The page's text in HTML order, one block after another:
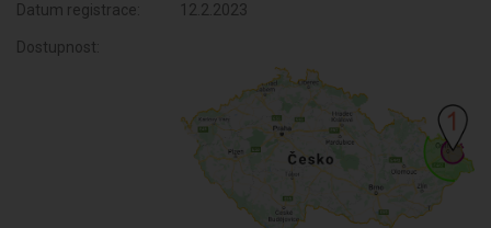
Datum registrace: 12.2.2023
Dostupnost: